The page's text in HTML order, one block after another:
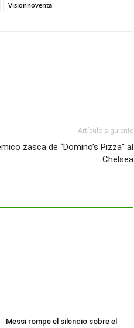
Visionnoventa
Artículo siguiente
zasca de “Domino’s Pizza” al
Chelsea
Messi rompe el silencio sobre el